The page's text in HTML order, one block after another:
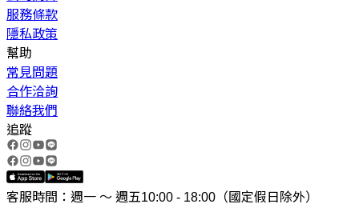
服務條款
隱私政策
幫助
常見問題
合作洽詢
聯絡我們
追蹤
客服時間：週一 ～ 週五10:00 - 18:00（國定假日除外）